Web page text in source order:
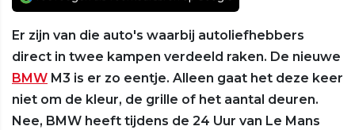
Er zijn van die auto's waarbij autoliefhebbers
direct in twee kampen verdeeld raken. De nieuwe
BMW M3 is er zo eentje. Alleen gaat het deze keer
niet om de kleur, de grille of het aantal deuren.
Nee, BMW heeft tijdens de 24 Uur van Le Mans